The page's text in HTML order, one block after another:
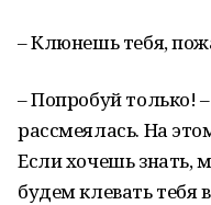
– Клюнешь тебя,
– Попробуй только!
рассмеялась. На
Если хочешь знать,
будем клевать тебя